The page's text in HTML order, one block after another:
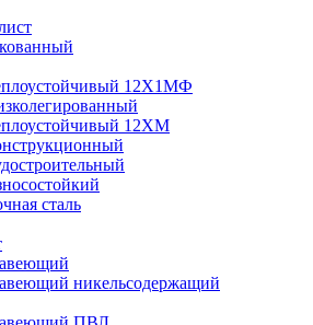
12Х1МФ
12ХМ
сталь
никельсодержащий